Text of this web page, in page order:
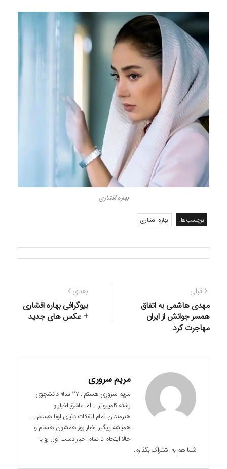
بهاره افشاری
برچسب‌ها: بهاره افشاری
راهبری
نوشته
قبلی
قبلی:
مهدی هاشمی به اتفاق
همسر جوانش از ایران
مهاجرت کرد
بعدی
بعدی:
بیوگرافی بهاره افشاری
+ عکس های جدید
مریم سروری
مریم سروری هستم . 27 ساله دانشجوی
رشته کامپیوتر ... اما عاشق اخبار و
هنرمندان تمام اتفاقات دنیای اونا هستم ...
همیشه پیگیر اخبار روز همشون هستم و
حالا اینجام تا تمام اخبار دست اول رو با
شما هم به اشتراک بگذارم.